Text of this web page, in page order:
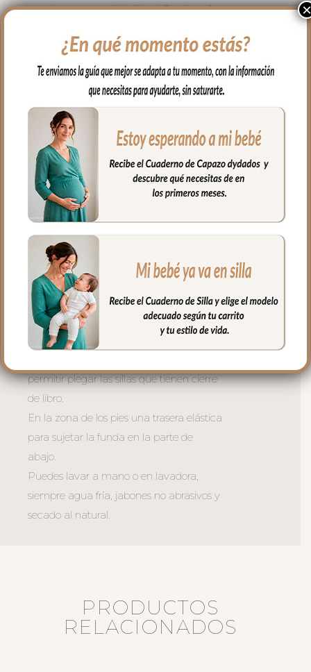
muy buena transpirabilidad. Por el revés
ventilación.
Para sujetar la funda en la silla cuenta
con una trasera muy ancha y regulable
con goma. También lleva las cintas y las
gomitas por si la capota va unida al
respaldo y no puedes usar la trasera.
Cuenta con un sistema de sujeción
adicional el S_PLUS para conseguir que
a la funda quede mejor sujeta al
respaldo. Son unas cintas que pasas por
las aberturas de los arneses en el respaldo
hasta pasar a la parte posterior y se
abrochan entre ellas.
Las aberturas verticales en el respaldo y
ojales en el culete son aptas para la salida
de arenes de todo tipo de sillas.
permitir plegar las sillas que tienen cierre
de libro.
En la zona de los pies una trasera elástica
para sujetar la funda en la parte de
abajo.
Puedes lavar a mano o en lavadora,
siempre agua fría, jabones no abrasivos y
secado al natural.
PRODUCTOS
RELACIONADOS
×